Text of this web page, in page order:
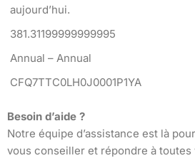
aujourd’hui.
381.31199999999995
Annual – Annual
CFQ7TTC0LH0J0001P1YA
Besoin d’aide ?
Notre équipe d’assistance est là
vous conseiller et répondre à toutes